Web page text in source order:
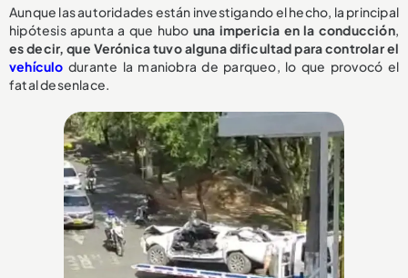
Aunque las autoridades están investigando el hecho, la principal
hipótesis apunta a que hubo una impericia en la conducción,
es decir, que Verónica tuvo alguna dificultad para controlar el
vehículo durante la maniobra de parqueo, lo que provocó el
fatal desenlace.